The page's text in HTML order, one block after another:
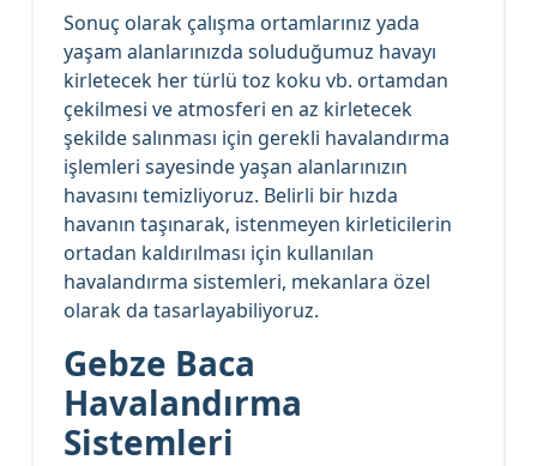
Sonuç olarak çalışma ortamlarınız yada
yaşam alanlarınızda soluduğumuz havayı
kirletecek her türlü toz koku vb. ortamdan
çekilmesi ve atmosferi en az kirletecek
şekilde salınması için gerekli havalandırma
işlemleri sayesinde yaşan alanlarınızın
havasını temizliyoruz. Belirli bir hızda
havanın taşınarak, istenmeyen kirleticilerin
ortadan kaldırılması için kullanılan
havalandırma sistemleri, mekanlara özel
olarak da tasarlayabiliyoruz.
Gebze Baca
Havalandırma
Sistemleri